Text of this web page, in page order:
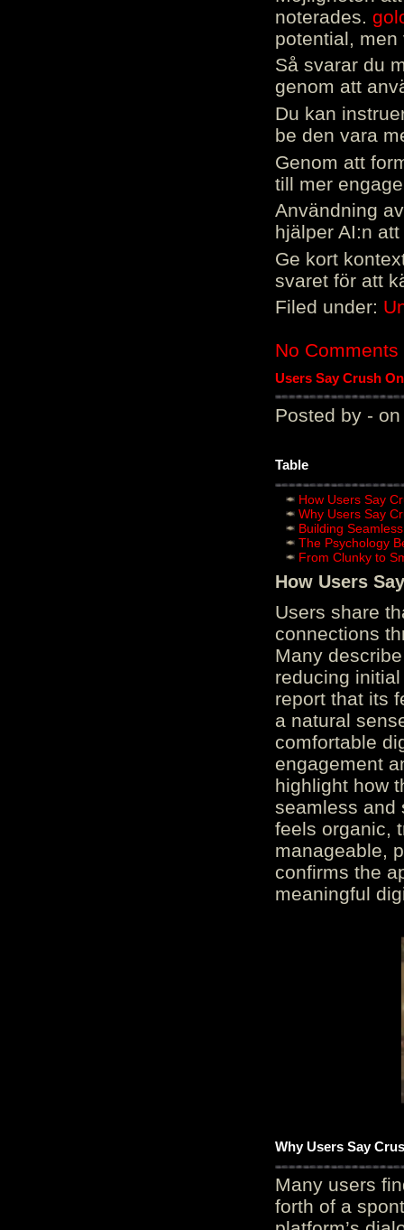
noterades.
potential, men
Så svarar du
genom att
Du kan
be den vara
Genom att
till mer
Användning
hjälper AI:n
Ge kort
svaret för att
Filed under:
No Comments
Users Say Crush
Posted by - on
Table
How Users Say
Why Users Say
Building
The Psychology
From Clunky to
How Users
Users share
connections
Many
reducing
report that its
a natural
comfortable
engagement
highlight how
seamless and
feels organic,
manageable,
confirms the
meaningful
Why Users Say
Many users
forth of a